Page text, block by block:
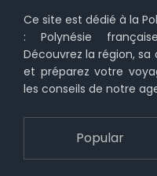
Ce site est dédié à la
: Polynésie
Découvrez la région,
et préparez votre
les conseils de notre
Popular